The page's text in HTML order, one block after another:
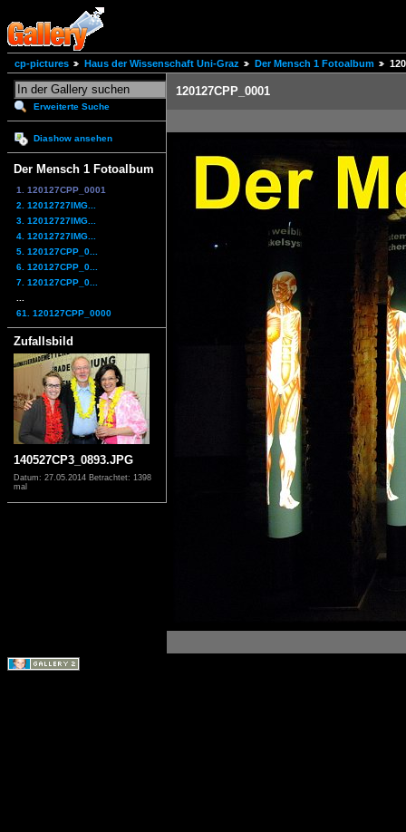
cp-pictures Haus der Wissenschaft Uni-Graz Der Mensch 1 Fotoalbum
Erweiterte Suche
Diashow ansehen
Der Mensch 1 Fotoalbum
1. 120127CPP_0001
2. 12012727IMG...
3. 12012727IMG...
4. 12012727IMG...
5. 120127CPP_0...
6. 120127CPP_0...
7. 120127CPP_0...
61. 120127CPP_0000
Zufallsbild
140527CP3_0893.JPG
Datum: 27.05.2014 Betrachtet: 1398
mal
120127CPP_0001